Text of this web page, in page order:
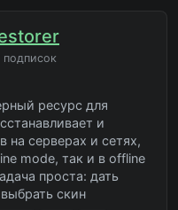
подписок
ресурс для
и
на серверах и сетях,
mode, так и в offline
проста: дать
скин